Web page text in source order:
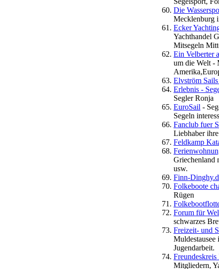
Die
Mecklenburg
Ecker
Yachthandel
Mitsegeln
Ein Velberter
um die Welt -
Elvström
Erlebnis -
Segler Ronja
EuroSail -
Segeln
Fanclub fuer
Liebhaber
Feldkamp
Griechenland
usw.
Finn-
Folkeboote
Rügen
Forum für
schwarzes
Freizeit- und
Jugendarbeit.
Freundeskreis
Mitgliedern,